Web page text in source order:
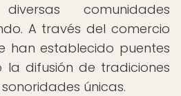
comunidades
A través del comercio
han establecido puentes
difusión de tradiciones
únicas.